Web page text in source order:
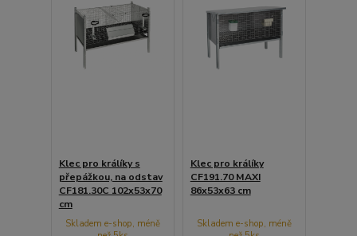
Klec pro králíky s
přepážkou, na odstav
CF181.30C 102x53x70
cm
Skladem e-shop, méně
Klec pro králíky
CF191.70 MAXI
86x53x63 cm
Skladem e-shop, méně